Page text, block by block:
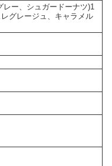
レー、シュガードーナツ)1
グレージュ、キャラメル